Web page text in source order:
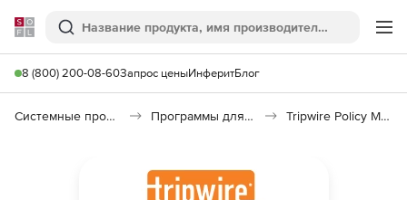
Softline
Поиск
8 (800) 200-08-60Запрос ценыИнферитБлог
Системные программы Программы для настройки системы Tripwire Policy Manager